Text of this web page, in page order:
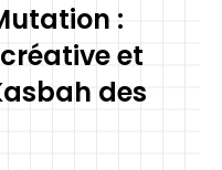
:
et
des